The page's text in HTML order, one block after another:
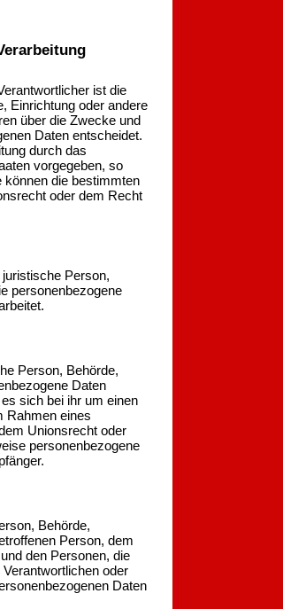
ist die
Einrichtung oder andere
über die Zwecke und
Daten entscheidet.
durch das
vorgegeben, so
können die bestimmten
oder dem Recht
Person,
personenbezogene
Person, Behörde,
Daten
sich bei ihr um einen
Rahmen eines
Unionsrecht oder
personenbezogene
Behörde,
Person, dem
den Personen, die
oder
Daten